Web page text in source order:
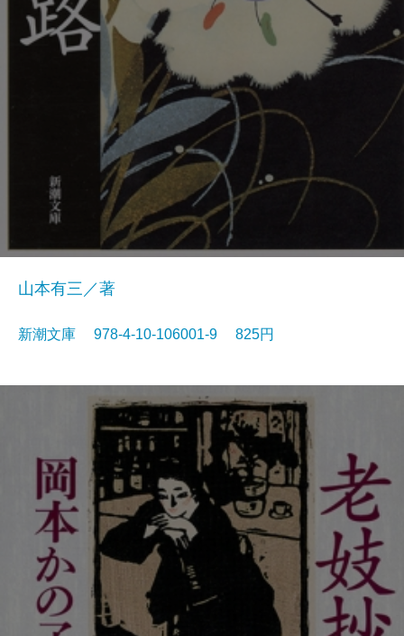
山本有三／著
新潮文庫 978-4-10-106001-9 825円